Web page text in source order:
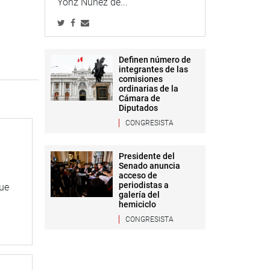
Definen número de
integrantes de las
comisiones
ordinarias de la
Cámara de
Diputados
CONGRESISTA
Presidente del
Senado anuncia
acceso de
periodistas a
galería del
hemiciclo
CONGRESISTA